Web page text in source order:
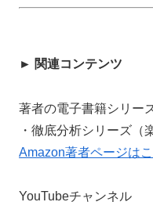
► 関連コンテンツ
著者の電子書籍シリー
・徹底分析シリーズ（
Amazon著者ページは
YouTubeチャンネル